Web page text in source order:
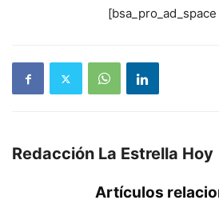
Redacción La Estrella Hoy
Artículos